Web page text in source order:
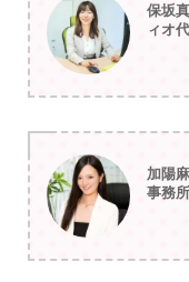
保坂
ィオ
加陽
事務